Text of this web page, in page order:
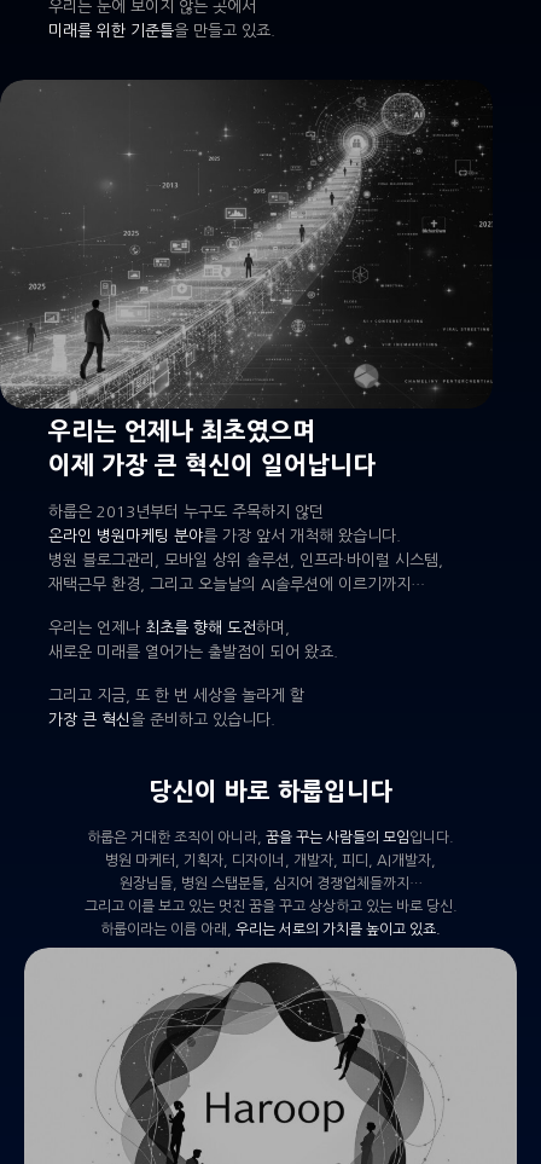
우리는 눈에 보이지 않는 곳에서
미래를 위한 기준틀을 만들고 있죠.
우리는 언제나 최초였으며
이제 가장 큰 혁신이 일어납니다
하룹은 2013년부터 누구도 주목하지 않던
온라인 병원마케팅 분야를 가장 앞서 개척해 왔습니다.
병원 블로그관리, 모바일 상위 솔루션, 인프라·바이럴 시스템,
재택근무 환경, 그리고 오늘날의 AI솔루션에 이르기까지…
우리는 언제나 최초를 향해 도전하며,
새로운 미래를 열어가는 출발점이 되어 왔죠.
그리고 지금, 또 한 번 세상을 놀라게 할
가장 큰 혁신을 준비하고 있습니다.
당신이 바로 하룹입니다
하룹은 거대한 조직이 아니라, 꿈을 꾸는 사람들의 모임입니다.
병원 마케터, 기획자, 디자이너, 개발자, 피디, AI개발자,
원장님들, 병원 스탭분들, 심지어 경쟁업체들까지…
그리고 이를 보고 있는 멋진 꿈을 꾸고 상상하고 있는 바로 당신.
하룹이라는 이름 아래, 우리는 서로의 가치를 높이고 있죠.